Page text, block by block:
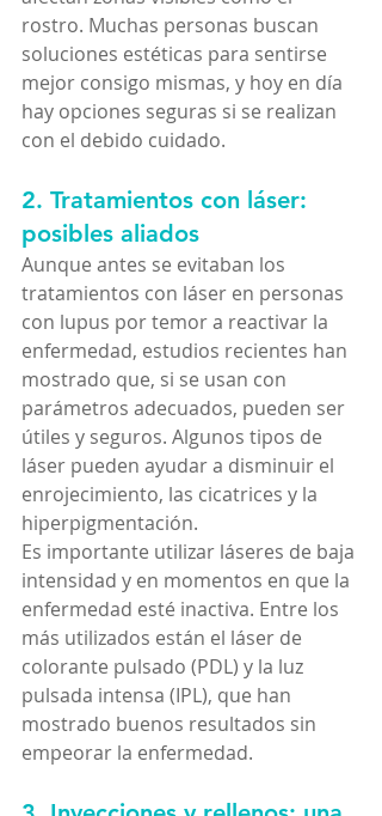
rostro. Muchas personas buscan
soluciones estéticas para sentirse
mejor consigo mismas, y hoy en día
hay opciones seguras si se realizan
con el debido cuidado.
2. Tratamientos con láser:
posibles aliados
Aunque antes se evitaban los
tratamientos con láser en personas
con lupus por temor a reactivar la
enfermedad, estudios recientes han
mostrado que, si se usan con
parámetros adecuados, pueden ser
útiles y seguros. Algunos tipos de
láser pueden ayudar a disminuir el
enrojecimiento, las cicatrices y la
hiperpigmentación.
Es importante utilizar láseres de baja
intensidad y en momentos en que la
enfermedad esté inactiva. Entre los
más utilizados están el láser de
colorante pulsado (PDL) y la luz
pulsada intensa (IPL), que han
mostrado buenos resultados sin
empeorar la enfermedad.